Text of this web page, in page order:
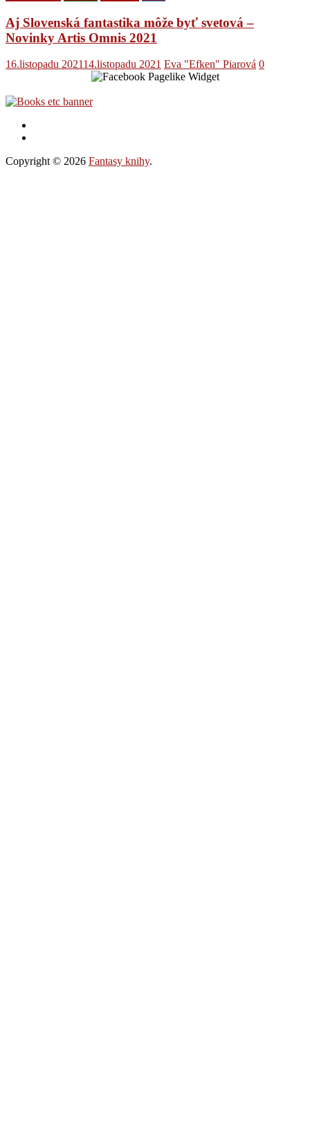
Aj Slovenská fantastika môže byť svetová –
Novinky Artis Omnis 2021
16.listopadu 202114.listopadu 2021 Eva "Efken" Piarová 0
Copyright © 2026 Fantasy knihy.